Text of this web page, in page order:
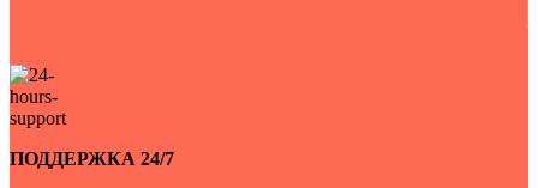
ПОДДЕРЖКА 24/7